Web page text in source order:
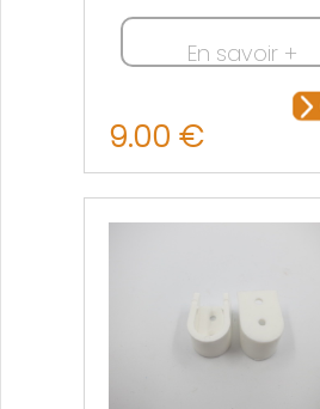
En savoir +
9.00 €